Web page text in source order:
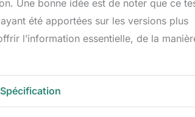
Une bonne idée est de noter que ce
été apportées sur les versions plus
l’information essentielle, de la
Spécification